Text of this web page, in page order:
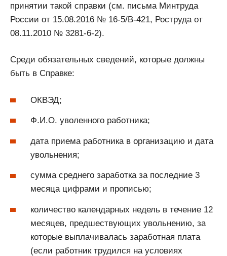
принятии такой справки (см. письма Минтруда
России от 15.08.2016 № 16-5/В-421, Роструда от
08.11.2010 № 3281-6-2).
Среди обязательных сведений, которые должны
быть в Справке:
ОКВЭД;
Ф.И.О. уволенного работника;
дата приема работника в организацию и дата
увольнения;
сумма среднего заработка за последние 3
месяца цифрами и прописью;
количество календарных недель в течение 12
месяцев, предшествующих увольнению, за
которые выплачивалась заработная плата
(если работник трудился на условиях